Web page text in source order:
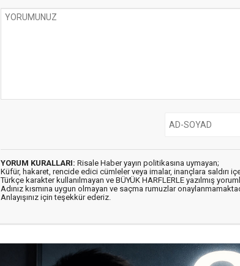
YORUM KURALLARI: Risale Haber yayın politikasına uymayan;
Küfür, hakaret, rencide edici cümleler veya imalar, inançlara saldırı
Türkçe karakter kullanılmayan ve BÜYÜK HARFLERLE yazılmış
Adınız kısmına uygun olmayan ve saçma rumuzlar
Anlayışınız için teşekkür ederiz.